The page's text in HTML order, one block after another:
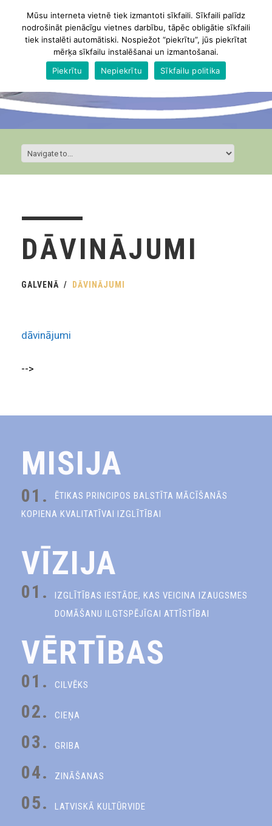
DĀVINĀJUMI
GALVENĀ DĀVINĀJUMI
dāvinājumi
-->
MISIJA
01.
ĒTIKAS PRINCIPOS BALSTĪTA MĀCĪŠANĀS
KOPIENA KVALITATĪVAI IZGLĪTĪBAI
VĪZIJA
01.
IZGLĪTĪBAS IESTĀDE, KAS VEICINA IZAUGSMES
DOMĀŠANU ILGTSPĒJĪGAI ATTĪSTĪBAI
VĒRTĪBAS
01. CILVĒKS
02. CIEŅA
03. GRIBA
04. ZINĀŠANAS
05. LATVISKĀ KULTŪRVIDE
Mūsu interneta vietnē tiek izmantoti sīkfaili. Sīkfaili palīdz
nodrošināt pienācīgu vietnes darbību, tāpēc obligātie sīkfaili
tiek instalēti automātiski. Nospiežot “piekrītu”, jūs piekrītat
mērķa sīkfailu instalēšanai un izmantošanai.
Piekrītu
Nepiekrītu Sīkfailu politika